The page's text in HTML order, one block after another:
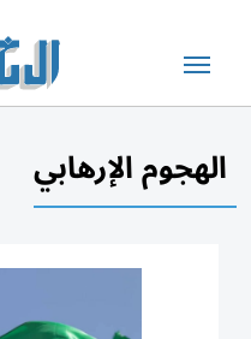
الهجوم الإرهابي